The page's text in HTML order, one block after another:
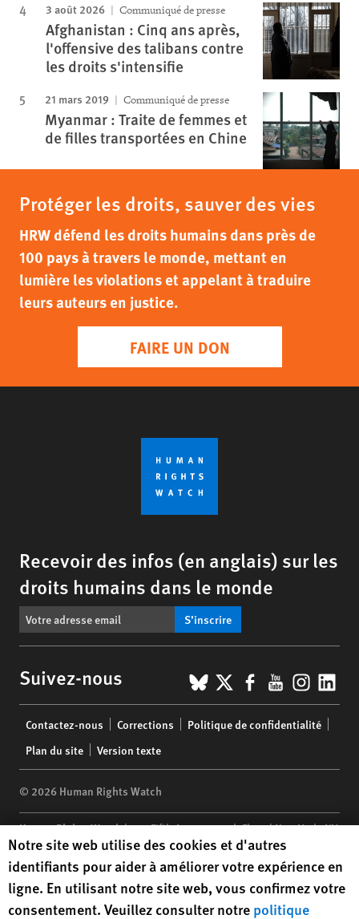
3 août 2026 Communiqué de presse
Afghanistan : Cinq ans après,
l'offensive des talibans contre
les droits s'intensifie
21 mars 2019 Communiqué de presse
Myanmar : Traite de femmes et
de filles transportées en Chine
Protéger les droits, sauver des vies
HRW défend les droits humains dans près de
100 pays à travers le monde, mettant en
lumière les violations et appelant à traduire
leurs auteurs en justice.
FAIRE UN DON
Recevoir des infos (en anglais) sur les
droits humains dans le monde
S’inscrire
Suivez-nous BlueSky
X Facebook
YouTube
menu
Contactez-nous Corrections
Politique de confidentialité
Plan du site
Version texte
© 2026 Human Rights Watch
Human Rights Watch| 350 Fifth Avenue, 34th Floor | New York,NY
10118-3299USA |t1.212.290.4700
Human Rights Watchis a 501(C)(3) nonprofit registered in the US
under EIN: 13-2875808
Human Rights Watch cookie preferences
Notre site web utilise des cookies et d'autres
identifiants pour aider à améliorer votre expérience en
ligne. En utilisant notre site web, vous confirmez votre
consentement. Veuillez consulter notre politique